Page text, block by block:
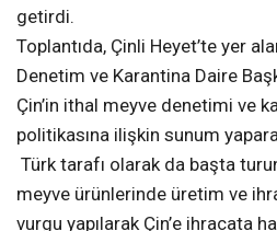
getirdi.
Toplantıda, Çinli Heyet’te yer
Denetim ve Karantina Daire
Çin’in ithal meyve denetimi ve
politikasına ilişkin sunum
Türk tarafı olarak da başta
meyve ürünlerinde üretim ve
vurgu yapılarak Çin’e ihracata